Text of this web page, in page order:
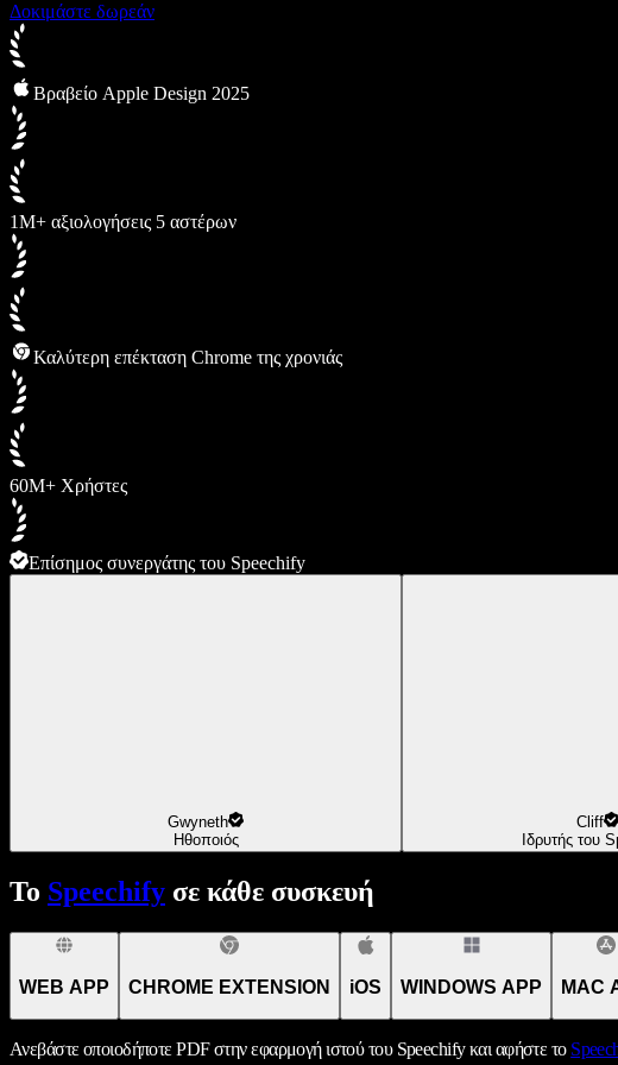
Δοκιμάστε δωρεάν
Βραβείο Apple Design 2025
1M+ αξιολογήσεις 5 αστέρων
Καλύτερη επέκταση Chrome της χρονιάς
60M+ Χρήστες
Επίσημος συνεργάτης του Speechify
Gwyneth
Ηθοποιός
Cliff
Ιδρυτής του
Το Speechify σε κάθε συσκευή
WEB APP CHROME EXTENSION iOS WINDOWS APP MAC
Ανεβάστε οποιοδήποτε PDF στην εφαρμογή ιστού του Speechify και αφήστε το